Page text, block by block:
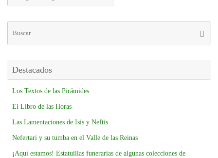
Destacados
Los Textos de las Pirámides
El Libro de las Horas
Las Lamentaciones de Isis y Neftis
Nefertari y su tumba en el Valle de las Reinas
¡Aquí estamos! Estatuillas funerarias de algunas colecciones de